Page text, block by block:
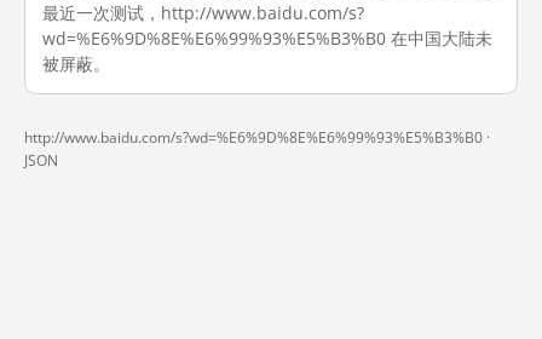
最近一次测试，http://www.baidu.com/s?
wd=%E6%9D%8E%E6%99%93%E5%B3%B0 在中国大陆未
被屏蔽。
http://www.baidu.com/s?wd=%E6%9D%8E%E6%99%93%E5%B3%B0 ·
JSON